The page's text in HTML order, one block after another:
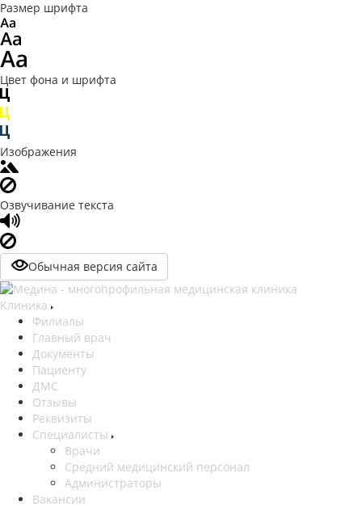
Размер шрифта
Цвет фона и шрифта
Изображения
Озвучивание текста
Обычная версия сайта
Клиника
Филиалы
Главный врач
Документы
Пациенту
ДМС
Отзывы
Реквизиты
Специалисты
Врачи
Средний медицинский персонал
Администраторы
Вакансии